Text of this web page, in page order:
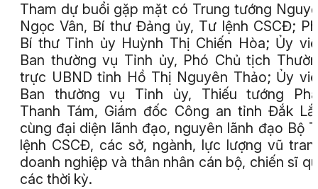
Tham dự buổi gặp mặt có Trung tướng
Ngọc Vân, Bí thư Đảng ủy, Tư lệnh CSCĐ;
Bí thư Tỉnh ủy Huỳnh Thị Chiến Hòa; Ủy
Ban thường vụ Tỉnh ủy, Phó Chủ tịch
trực UBND tỉnh Hồ Thị Nguyên Thảo; Ủy
Ban thường vụ Tỉnh ủy, Thiếu tướng
Thanh Tám, Giám đốc Công an tỉnh Đắk
cùng đại diện lãnh đạo, nguyên lãnh đạo Bộ
lệnh CSCĐ, các sở, ngành, lực lượng vũ
doanh nghiệp và thân nhân cán bộ, chiến sĩ
các thời kỳ.